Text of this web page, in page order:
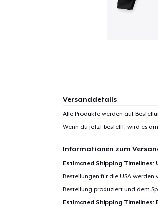
Versanddetails
Alle Produkte werden auf
Wenn du jetzt bestellt, wird es
Informationen zum
Estimated Shipping Timelines:
Bestellungen für die USA
Bestellung produziert und dem
Estimated Shipping Timelines: